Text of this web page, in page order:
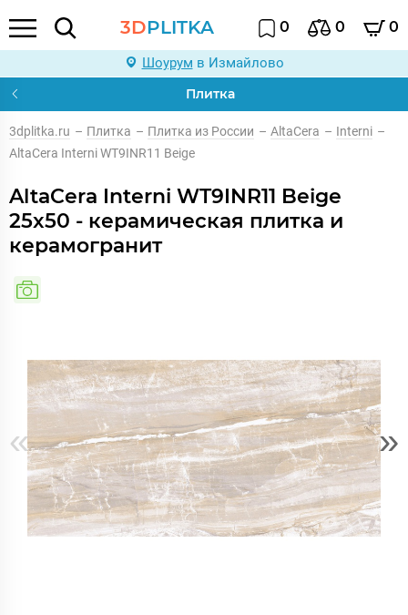
3DPLITKA 0 0 0
Шоурум в Измайлово
Плитка
3dplitka.ru – Плитка – Плитка из России – AltaCera – Interni –
AltaCera Interni WT9INR11 Beige
AltaCera Interni WT9INR11 Beige
25x50 - керамическая плитка и
керамогранит
« »